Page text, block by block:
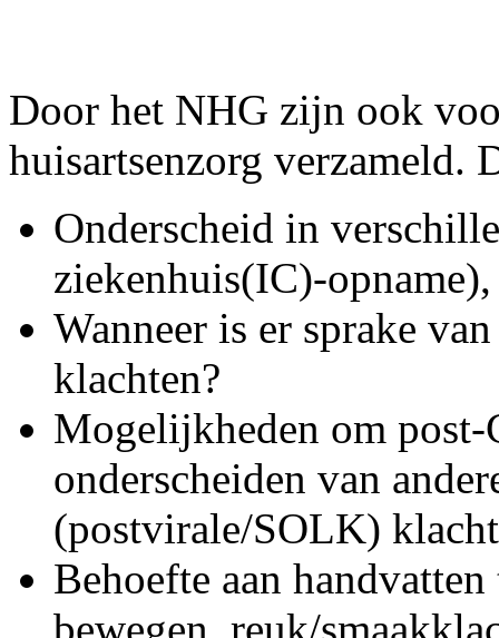
Door het NHG zijn ook
huisartsenzorg verzameld.
Onderscheid in
ziekenhuis(IC)-
Wanneer is er sprake
klachten?
Mogelijkheden om
onderscheiden van
(postvirale/SOLK)
Behoefte aan